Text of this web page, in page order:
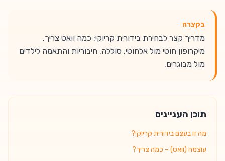
בקצרה
מדריך קצר לבחירת בידורית קריוקי: כמה וואט צריך,
מיקרופון חוטי מול אלחוטי, סוללה, חיבוריות והתאמה לילדים
מול מבוגרים.
תוכן העניינים
מה זו בעצם בידורית קריוקי?
עוצמה (וואט) – כמה צריך?